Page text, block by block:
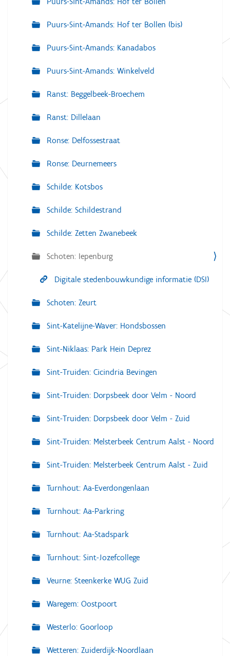
Puurs-Sint-Amands: Hof ter Bollen (bis)
Puurs-Sint-Amands: Kanadabos
Puurs-Sint-Amands: Winkelveld
Ranst: Beggelbeek-Broechem
Ranst: Dillelaan
Ronse: Delfossestraat
Ronse: Deurnemeers
Schilde: Kotsbos
Schilde: Schildestrand
Schilde: Zetten Zwanebeek
Schoten: Iepenburg
Digitale stedenbouwkundige informatie (DSI)
Schoten: Zeurt
Sint-Katelijne-Waver: Hondsbossen
Sint-Niklaas: Park Hein Deprez
Sint-Truiden: Cicindria Bevingen
Sint-Truiden: Dorpsbeek door Velm - Noord
Sint-Truiden: Dorpsbeek door Velm - Zuid
Sint-Truiden: Melsterbeek Centrum Aalst - Noord
Sint-Truiden: Melsterbeek Centrum Aalst - Zuid
Turnhout: Aa-Everdongenlaan
Turnhout: Aa-Parkring
Turnhout: Aa-Stadspark
Turnhout: Sint-Jozefcollege
Veurne: Steenkerke WUG Zuid
Waregem: Oostpoort
Westerlo: Goorloop
Wetteren: Zuiderdijk-Noordlaan